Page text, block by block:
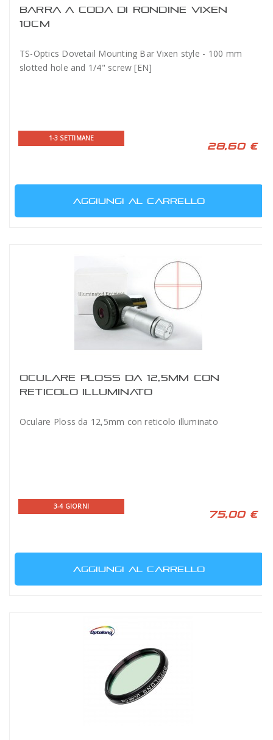
BARRA A CODA DI RONDINE VIXEN
10CM
TS-Optics Dovetail Mounting Bar Vixen style - 100 mm
slotted hole and 1/4" screw [EN]
1-3 SETTIMANE
28,60 €
AGGIUNGI AL CARRELLO
OCULARE PLOSS DA 12,5MM CON
RETICOLO ILLUMINATO
Oculare Ploss da 12,5mm con reticolo illuminato
3-4 GIORNI
75,00 €
AGGIUNGI AL CARRELLO